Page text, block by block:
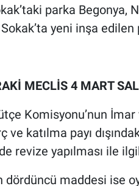
parka Begonya,
yeni inşa
MECLİS 4 MART
Komisyonu’nun
ve katılma payı
revize yapılması ile
dördüncü maddesi ise